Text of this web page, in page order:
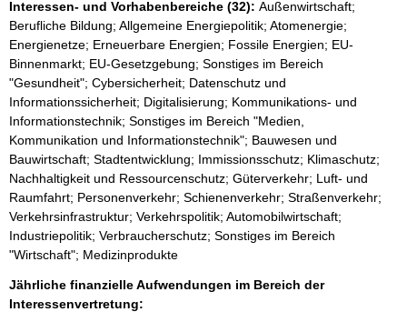
Interessen- und Vorhabenbereiche (32): Außenwirtschaft;
Berufliche Bildung; Allgemeine Energiepolitik; Atomenergie;
Energienetze; Erneuerbare Energien; Fossile Energien; EU-
Binnenmarkt; EU-Gesetzgebung; Sonstiges im Bereich
"Gesundheit"; Cybersicherheit; Datenschutz und
Informationssicherheit; Digitalisierung; Kommunikations- und
Informationstechnik; Sonstiges im Bereich "Medien,
Kommunikation und Informationstechnik"; Bauwesen und
Bauwirtschaft; Stadtentwicklung; Immissionsschutz; Klimaschutz;
Nachhaltigkeit und Ressourcenschutz; Güterverkehr; Luft- und
Raumfahrt; Personenverkehr; Schienenverkehr; Straßenverkehr;
Verkehrsinfrastruktur; Verkehrspolitik; Automobilwirtschaft;
Industriepolitik; Verbraucherschutz; Sonstiges im Bereich
"Wirtschaft"; Medizinprodukte
Jährliche finanzielle Aufwendungen im Bereich der
Interessenvertretung: